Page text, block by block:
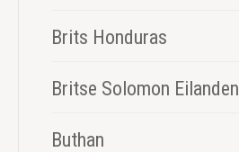
Brits Honduras
Britse Solomon Eilanden
Buthan